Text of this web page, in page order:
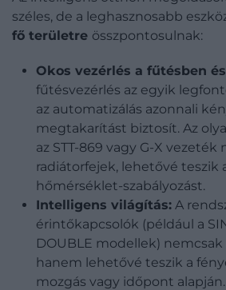
széles, de a leghasznosabb
fő területre összpontosulnak:
Okos vezérlés a fűtésben
fűtésvezérlés az egyik
az automatizálás azonnali
megtakarítást biztosít. Az
az STT-869 vagy G-X vezeték
radiátorfejek, lehetővé teszik
hőmérséklet-szabályozást.
Intelligens világítás: A
érintőkapcsolók (például a
DOUBLE modellek)
hanem lehetővé teszik a
mozgás vagy időpont alapján.